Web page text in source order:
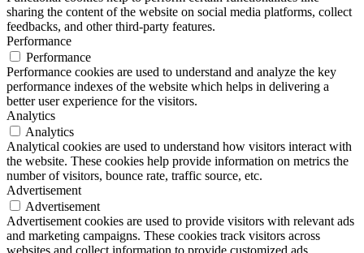
sharing the content of the website on social media platforms, collect
feedbacks, and other third-party features.
Performance
Performance
Performance cookies are used to understand and analyze the key
performance indexes of the website which helps in delivering a
better user experience for the visitors.
Analytics
Analytics
Analytical cookies are used to understand how visitors interact with
the website. These cookies help provide information on metrics the
number of visitors, bounce rate, traffic source, etc.
Advertisement
Advertisement
Advertisement cookies are used to provide visitors with relevant ads
and marketing campaigns. These cookies track visitors across
websites and collect information to provide customized ads.